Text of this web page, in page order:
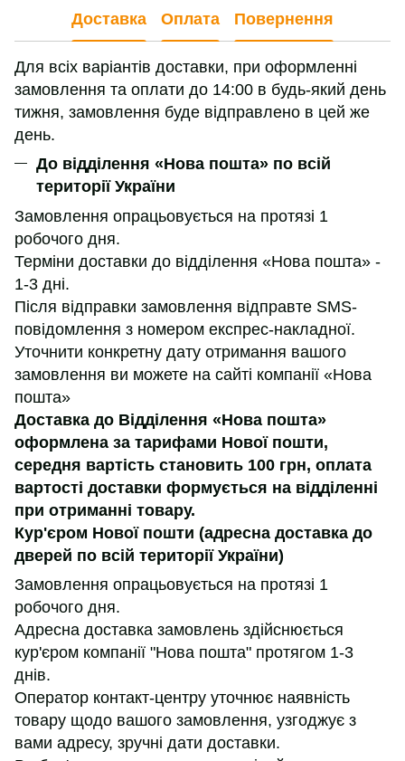
Доставка Оплата Повернення
Для всіх варіантів доставки, при оформленні
замовлення та оплати до 14:00 в будь-який день
тижня, замовлення буде відправлено в цей же
день.
До відділення «Нова пошта» по всій
території України
Замовлення опрацьовується на протязі 1
робочого дня.
Терміни доставки до відділення «Нова пошта» -
1-3 дні.
Після відправки замовлення відправте SMS-
повідомлення з номером експрес-накладної.
Уточнити конкретну дату отримання вашого
замовлення ви можете на сайті компанії «Нова
пошта»
Доставка до Відділення «Нова пошта»
оформлена за тарифами Нової пошти,
середня вартість становить 100 грн, оплата
вартості доставки формується на відділенні
при отриманні товару.
Кур'єром Нової пошти (адресна доставка до
дверей по всій території України)
Замовлення опрацьовується на протязі 1
робочого дня.
Адресна доставка замовлень здійснюється
кур'єром компанії "Нова пошта" протягом 1-3
днів.
Оператор контакт-центру уточнює наявність
товару щодо вашого замовлення, узгоджує з
вами адресу, зручні дати доставки.